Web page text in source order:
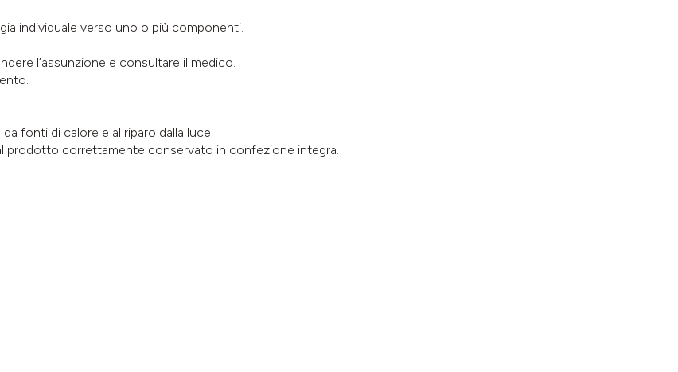
individuale verso uno o più componenti.
l’assunzione e consultare il medico.
fonti di calore e al riparo dalla luce.
prodotto correttamente conservato in confezione integra.